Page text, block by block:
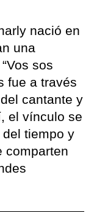
nació en
una
sos
fue a través
cantante y
el vínculo se
tiempo y
comparten